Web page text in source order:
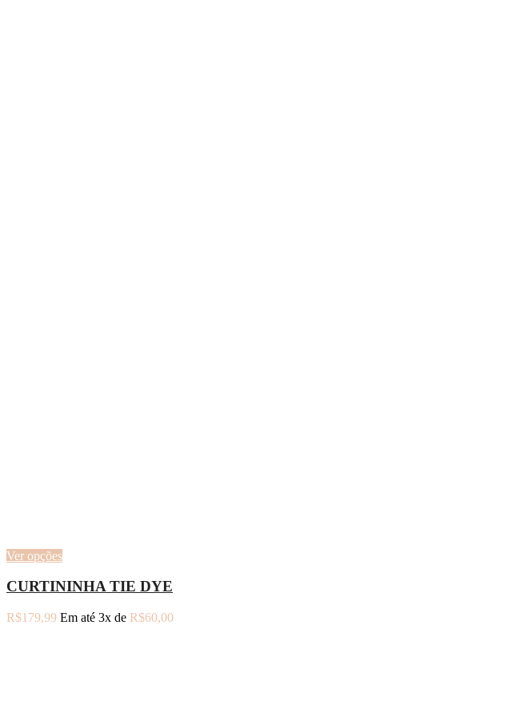
Ver opções
CURTININHA TIE DYE
R$179,99 Em até 3x de R$60,00